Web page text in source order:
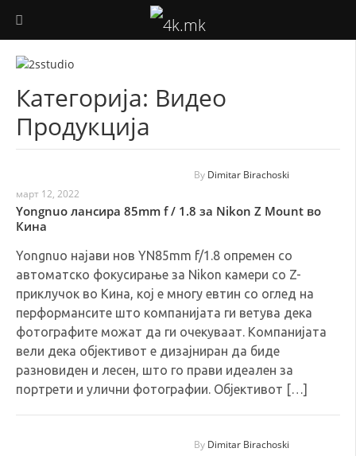
ФОТОГРАФИЈА
ВИДЕО ПРОДУКЦИЈА
ДРОНОВИ
ТЕХНОЛОГИЈА
КОРИСНО
Категорија: Видео
Продукција
By Dimitar Birachoski
март 12, 2022
Yongnuo лансира 85mm f / 1.8 за Nikon Z Mount во
Кина
Yongnuo најави нов YN85mm f/1.8 опремен со
автоматско фокусирање за Nikon камери со Z-
приклучок во Кина, кој е многу евтин со оглед на
перформансите што компанијата ги ветува дека
фотографите можат да ги очекуваат. Компанијата
вели дека објективот е дизајниран да биде
разновиден и лесен, што го прави идеален за
портрети и улични фотографии. Објективот […]
By Dimitar Birachoski